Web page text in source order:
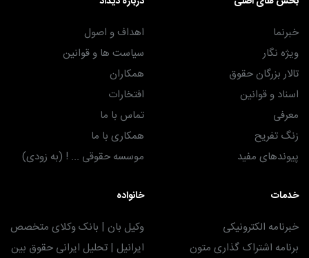
خبرنما
ویژه نگار
تالار بزرگان حقوق
اسناد و قوانین
معرفی
زنگ تفریح
پیوندهای مفید
اهداف و اصول
سیاست ها و قوانین
همکاران
افتخارات
تماس با ما
همکاری با ما
موسسه حقوقی ... ! (به زودی)
خدمات
خبرنامه الکترونیکی
برنامه اشتراک گذاری متون
خانواده
وکیل بان | بانک وکلای متخصص
ایرانیل | تحلیل ایرانی حقوق بین